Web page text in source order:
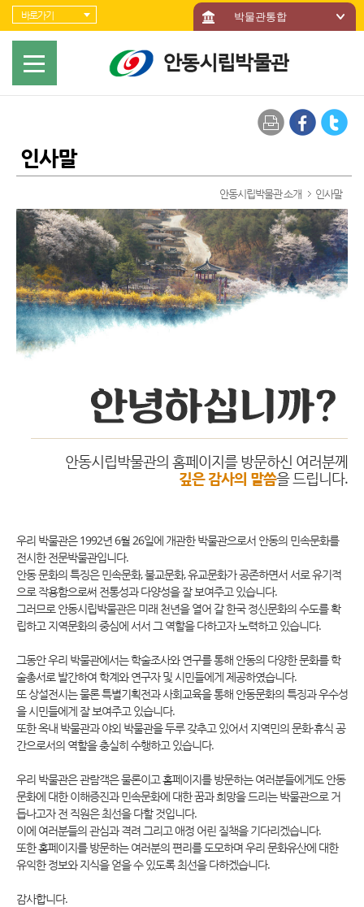
바로가기 메뉴
바로가기 박물관통합
인사말
안동시립박물관 소개 인사말
안동시립박물관의 홈페이지를 방문하신 여러분께
깊은 감사의 말씀을 드립니다.
우리 박물관은 1992년 6월 26일에 개관한 박물관으로서 안동의 민속문화를
전시한 전문박물관입니다.
안동 문화의 특징은 민속문화, 불교문화, 유교문화가 공존하면서 서로 유기적
으로 작용함으로써 전통성과 다양성을 잘 보여주고 있습니다.
그러므로 안동시립박물관은 미래 천년을 열어 갈 한국 정신문화의 수도를 확
립하고 지역문화의 중심에 서서 그 역할을 다하고자 노력하고 있습니다.
그동안 우리 박물관에서는 학술조사와 연구를 통해 안동의 다양한 문화를 학
술총서로 발간하여 학계와 연구자 및 시민들에게 제공하였습니다.
또 상설전시는 물론 특별기획전과 사회교육을 통해 안동문화의 특징과 우수성
을 시민들에게 잘 보여주고 있습니다.
또한 옥내 박물관과 야외 박물관을 두루 갖추고 있어서 지역민의 문화·휴식 공
간으로서의 역할을 충실히 수행하고 있습니다.
우리 박물관은 관람객은 물론이고 홈페이지를 방문하는 여러분들에게도 안동
문화에 대한 이해증진과 민속문화에 대한 꿈과 희망을 드리는 박물관으로 거
듭나고자 전 직원은 최선을 다할 것입니다.
이에 여러분들의 관심과 격려 그리고 애정 어린 질책을 기다리겠습니다.
또한 홈페이지를 방문하는 여러분의 편리를 도모하며 우리 문화유산에 대한
유익한 정보와 지식을 얻을 수 있도록 최선을 다하겠습니다.
감사합니다.